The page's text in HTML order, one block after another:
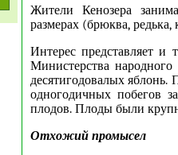
Жители Кенозера
размерах (брюква, редька,
Интерес представляет
Министерства
десятигодовалых яблонь.
одногодичных побегов
плодов. Плоды были
Отхожий промысел